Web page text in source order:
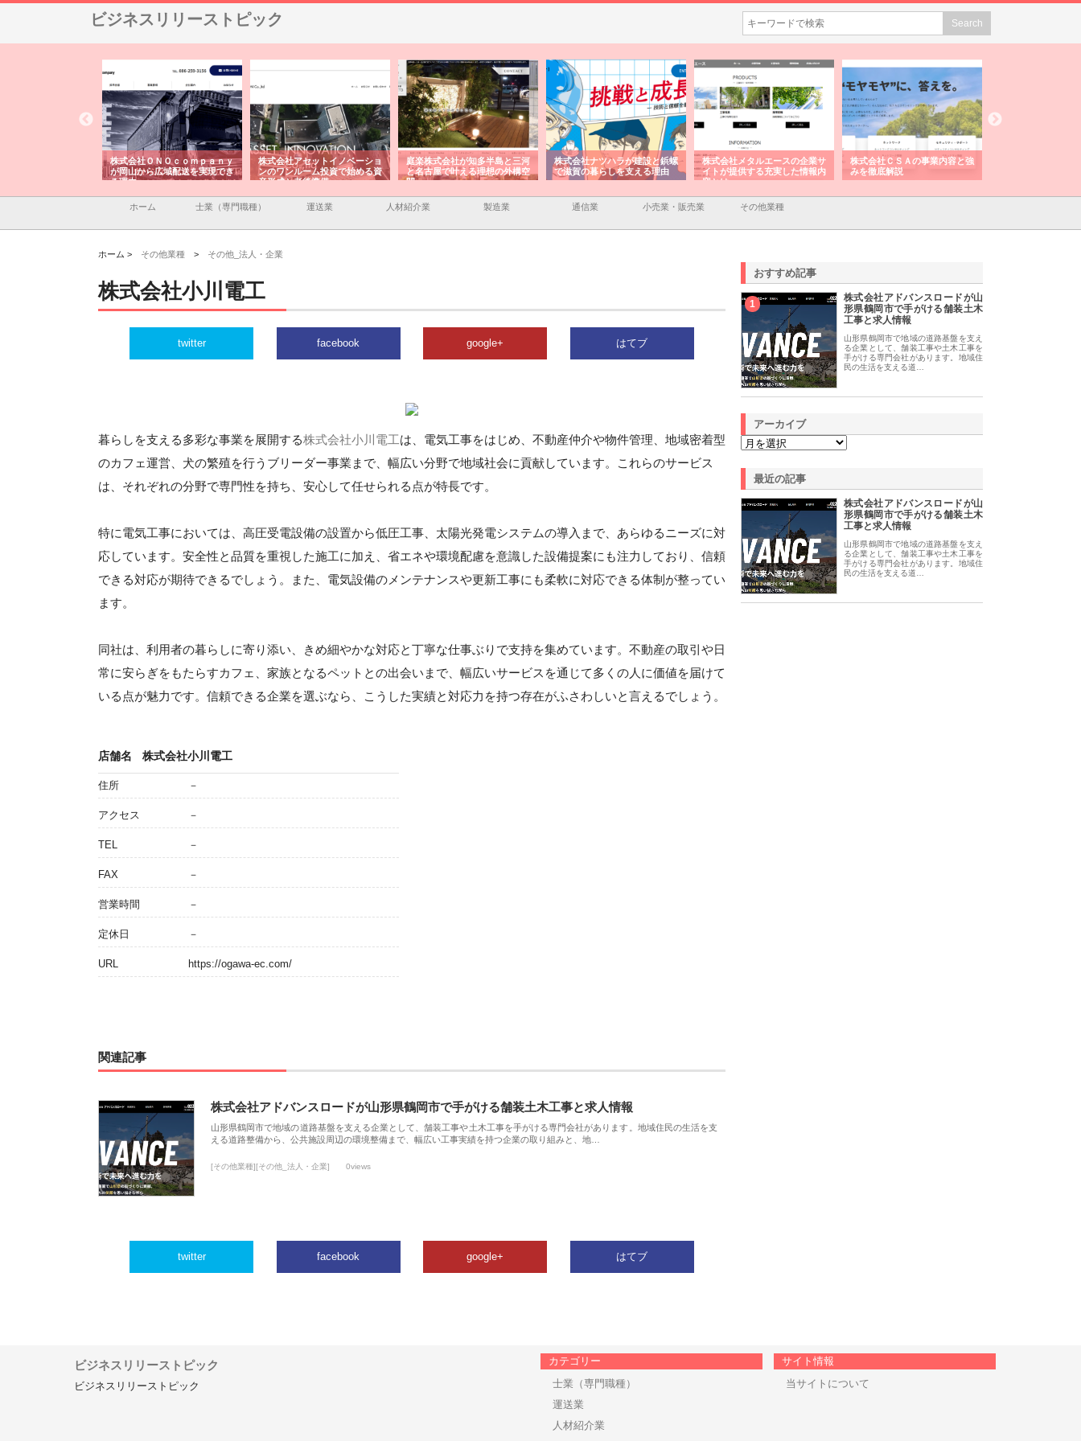
ビジネスリリーストピック
株式会社ＯＮＯｃｏｍｐａｎｙ
が岡山から広域配送を実現でき
る理由
株式会社アセットイノベーショ
ンのワンルーム投資で始める資
産形成と老後準備
庭楽株式会社が知多半島と三河
と名古屋で叶える理想の外構空
間
株式会社ナツハラが建設と鋲螺
で滋賀の暮らしを支える理由
株式会社メタルエースの企業サ
イトが提供する充実した情報内
容とは
株式会社ＣＳＡの事業内容と強
みを徹底解説
ホーム 士業（専門職種） 運送業 人材紹介業 製造業 通信業 小売業・販売業 その他業種
ホーム > その他業種 > その他_法人・企業
株式会社小川電工
twitter facebook google+ はてブ
暮らしを支える多彩な事業を展開する株式会社小川電工は、電気工事をはじめ、不動産仲介や物件管理、地域密着型
のカフェ運営、犬の繁殖を行うブリーダー事業まで、幅広い分野で地域社会に貢献しています。これらのサービス
は、それぞれの分野で専門性を持ち、安心して任せられる点が特長です。
特に電気工事においては、高圧受電設備の設置から低圧工事、太陽光発電システムの導入まで、あらゆるニーズに対
応しています。安全性と品質を重視した施工に加え、省エネや環境配慮を意識した設備提案にも注力しており、信頼
できる対応が期待できるでしょう。また、電気設備のメンテナンスや更新工事にも柔軟に対応できる体制が整ってい
ます。
同社は、利用者の暮らしに寄り添い、きめ細やかな対応と丁寧な仕事ぶりで支持を集めています。不動産の取引や日
常に安らぎをもたらすカフェ、家族となるペットとの出会いまで、幅広いサービスを通じて多くの人に価値を届けて
いる点が魅力です。信頼できる企業を選ぶなら、こうした実績と対応力を持つ存在がふさわしいと言えるでしょう。
店舗名 株式会社小川電工
住所 －
アクセス －
TEL －
FAX －
営業時間 －
定休日 －
URL https://ogawa-ec.com/
関連記事
株式会社アドバンスロードが山形県鶴岡市で手がける舗装土木工事と求人情報
山形県鶴岡市で地域の道路基盤を支える企業として、舗装工事や土木工事を手がける専門会社があります。地域住民の生活を支
える道路整備から、公共施設周辺の環境整備まで、幅広い工事実績を持つ企業の取り組みと、地…
[その他業種][その他_法人・企業] 0views
twitter facebook google+ はてブ
おすすめ記事
1
株式会社アドバンスロードが山
形県鶴岡市で手がける舗装土木
工事と求人情報
山形県鶴岡市で地域の道路基盤を支え
る企業として、舗装工事や土木工事を
手がける専門会社があります。地域住
民の生活を支える道…
アーカイブ
最近の記事
株式会社アドバンスロードが山
形県鶴岡市で手がける舗装土木
工事と求人情報
山形県鶴岡市で地域の道路基盤を支え
る企業として、舗装工事や土木工事を
手がける専門会社があります。地域住
民の生活を支える道…
ビジネスリリーストピック
ビジネスリリーストピック
カテゴリー
士業（専門職種）
運送業
人材紹介業
サイト情報
当サイトについて